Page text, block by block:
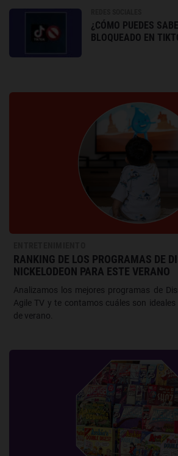
¿CÓMO PUEDES
BLOQUEADO EN
RANKING DE LOS PROGRAMAS DE
NICKELODEON PARA ESTE VERANO
Analizamos los mejores programas de
Agile TV y te contamos cuáles son
de verano.